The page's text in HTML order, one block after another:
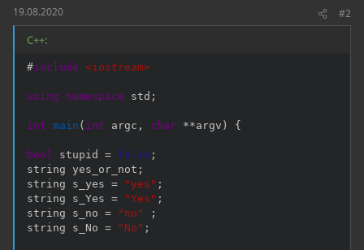
19.08.2020
#2
C++:
#include <iostream>
using namespace std ;
int main ( int argc , char **argv ) {
bool stupid = false ;
string yes_or_not ;
string s_yes = "yes" ;
string s_Yes = "Yes" ;
string s_no = "no"
;
string s_No = "No" ;